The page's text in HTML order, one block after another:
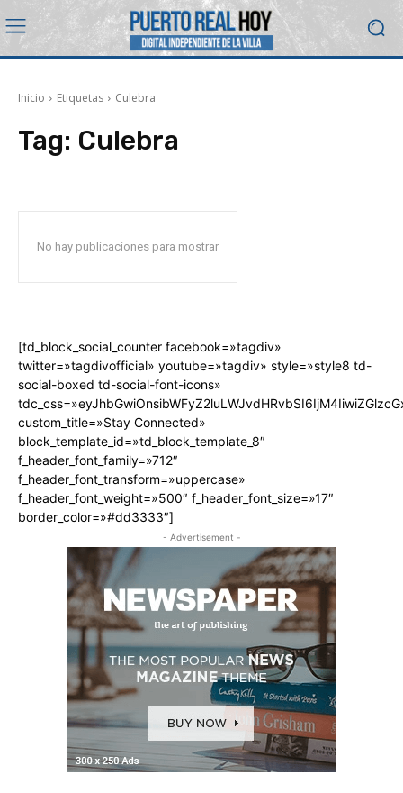
Inicio Etiquetas Culebra
Tag: Culebra
No hay publicaciones para mostrar
[td_block_social_counter facebook=»tagdiv»
twitter=»tagdivofficial» youtube=»tagdiv» style=»style8 td-
social-boxed td-social-font-icons»
custom_title=»Stay Connected»
block_template_id=»td_block_template_8″
f_header_font_family=»712″
f_header_font_transform=»uppercase»
f_header_font_weight=»500″ f_header_font_size=»17″
border_color=»#dd3333″]
- Advertisement -